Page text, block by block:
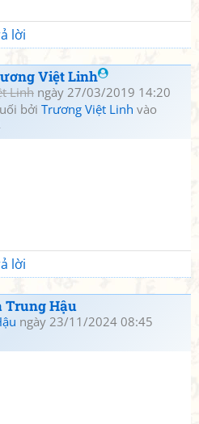
lời
Việt Linh
Linh ngày 27/03/2019 14:20
bởi Trương Việt Linh vào
lời
Trung Hậu
ngày 23/11/2024 08:45